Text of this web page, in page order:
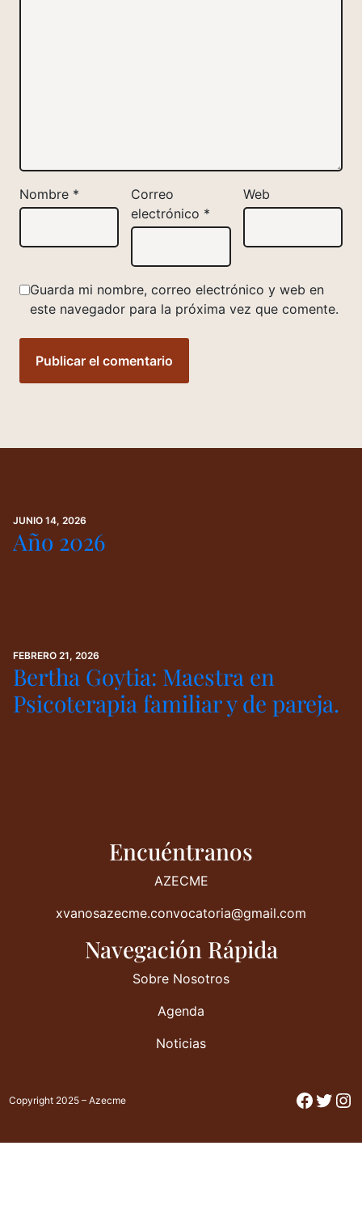
Nombre *
Correo
electrónico *
Web
Guarda mi nombre, correo electrónico y web en
este navegador para la próxima vez que comente.
JUNIO 14, 2026
Año 2026
FEBRERO 21, 2026
Bertha Goytia: Maestra en
Psicoterapia familiar y de pareja.
Encuéntranos
AZECME
xvanosazecme.convocatoria@gmail.com
Navegación Rápida
Sobre Nosotros
Agenda
Noticias
Copyright 2025 – Azecme